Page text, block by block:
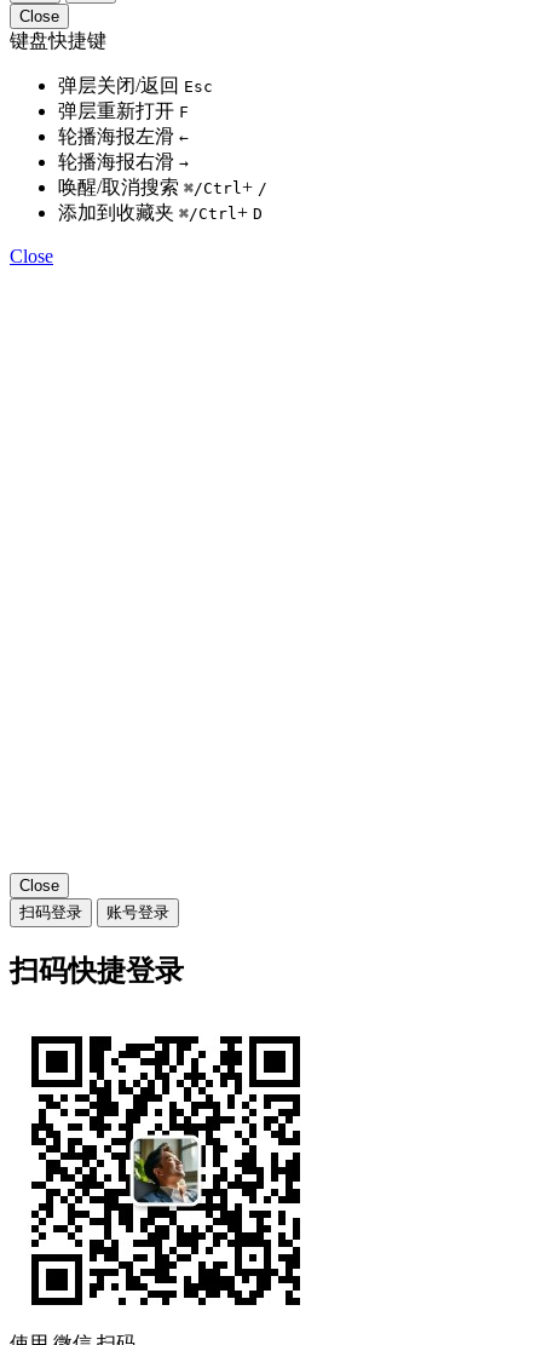
Close
键盘快捷键
弹层关闭/返回 Esc
弹层重新打开 F
轮播海报左滑 ←
轮播海报右滑 →
唤醒/取消搜索 ⌘/Ctrl+ /
添加到收藏夹 ⌘/Ctrl+ D
Close
Close
扫码登录
账号登录
扫码快捷登录